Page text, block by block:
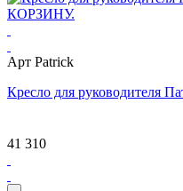
Арт Patrick
Кресло для руководителя
41 310